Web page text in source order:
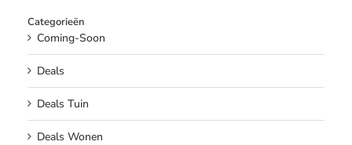
Categorieën
Coming-Soon
Deals
Deals Tuin
Deals Wonen